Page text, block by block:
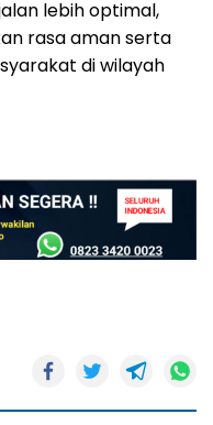
lebih optimal,
rasa aman serta
di wilayah